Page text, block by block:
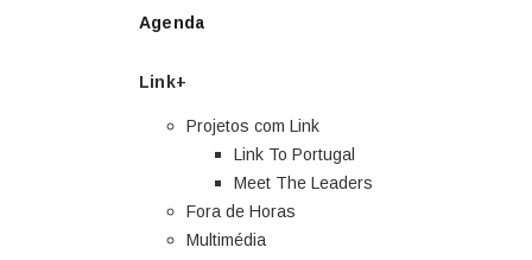
Agenda
Link+
Projetos com Link
Link To Portugal
Meet The Leaders
Fora de Horas
Multimédia